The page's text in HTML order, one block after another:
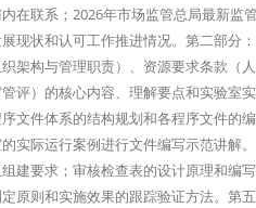
在联系；2026年市场监管总局最新
现状和认可工作推进情况。第二部分
架构与管理职责）、资源要求条款（
管评）的核心内容、理解要点和实验
文件体系的结构规划和各程序文件的
实际运行案例进行文件编写示范讲解
建要求；审核检查表的设计原理和编
原则和实施效果的跟踪验证方法。第